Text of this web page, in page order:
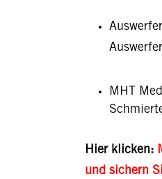
MHT
Hier klicken:
und sichern